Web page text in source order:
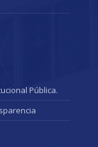
Pública.